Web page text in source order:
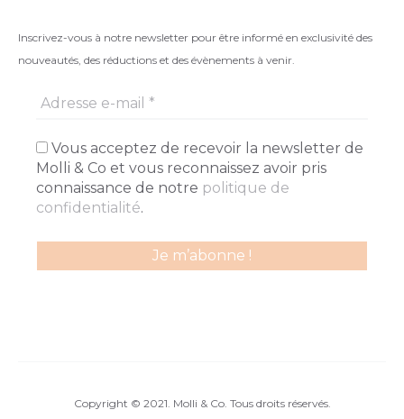
Inscrivez-vous à notre newsletter pour être informé en exclusivité des
nouveautés, des réductions et des évènements à venir.
Vous acceptez de recevoir la newsletter de
Molli & Co et vous reconnaissez avoir pris
connaissance de notre politique de
confidentialité.
Copyright © 2021. Molli & Co. Tous droits réservés.